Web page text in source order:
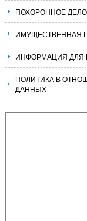
ПОХОРОННОЕ ДЕЛО
ИМУЩЕСТВЕННАЯ
ИНФОРМАЦИЯ ДЛЯ
ПОЛИТИКА В
ДАННЫХ